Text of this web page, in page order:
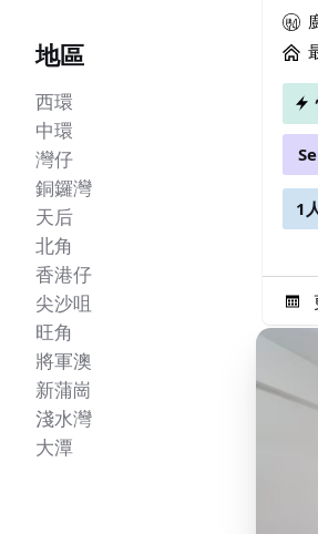
地區
西環
中環
灣仔
銅鑼灣
天后
北角
香港仔
尖沙咀
旺角
將軍澳
新蒲崗
淺水灣
大潭
1